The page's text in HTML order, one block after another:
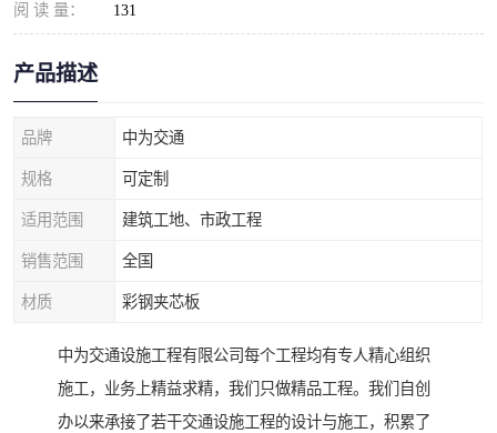
阅 读 量： 131
产品描述
品牌 中为交通
规格 可定制
适用范围 建筑工地、市政工程
销售范围 全国
材质 彩钢夹芯板
中为交通设施工程有限公司每个工程均有专人精心组织
施工，业务上精益求精，我们只做精品工程。我们自创
办以来承接了若干交通设施工程的设计与施工，积累了